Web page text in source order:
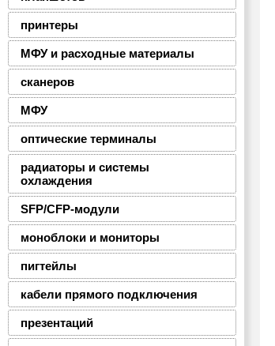
принтеры
МФУ и расходные материалы
сканеров
МФУ
оптические терминалы
радиаторы и системы
охлаждения
SFP/CFP-модули
моноблоки и мониторы
пигтейлы
кабели прямого подключения
презентаций